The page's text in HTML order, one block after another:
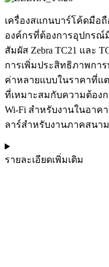
เครื่องสแกนบาร์โค้ดมือถื
องค์กรที่ต้องการอุปกรณ์
สัมผัส Zebra TC21 และ
การเพิ่มประสิทธิภาพกา
ค่าหลายแบบในราคาที่
ที่เหมาะสมกับความต้อง
Wi-Fi สำหรับงานในอาค
ลาร์สำหรับงานภาคสนาม
รายละเอียดเพิ่มเติม